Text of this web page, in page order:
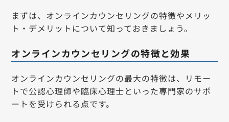
まずは、オンラインカウンセリングの特徴やメリッ
ト・デメリットについて知っておきましょう。
オンラインカウンセリングの特徴と効果
オンラインカウンセリングの最大の特徴は、リモー
トで公認心理師や臨床心理士といった専門家のサポ
ートを受けられる点です。